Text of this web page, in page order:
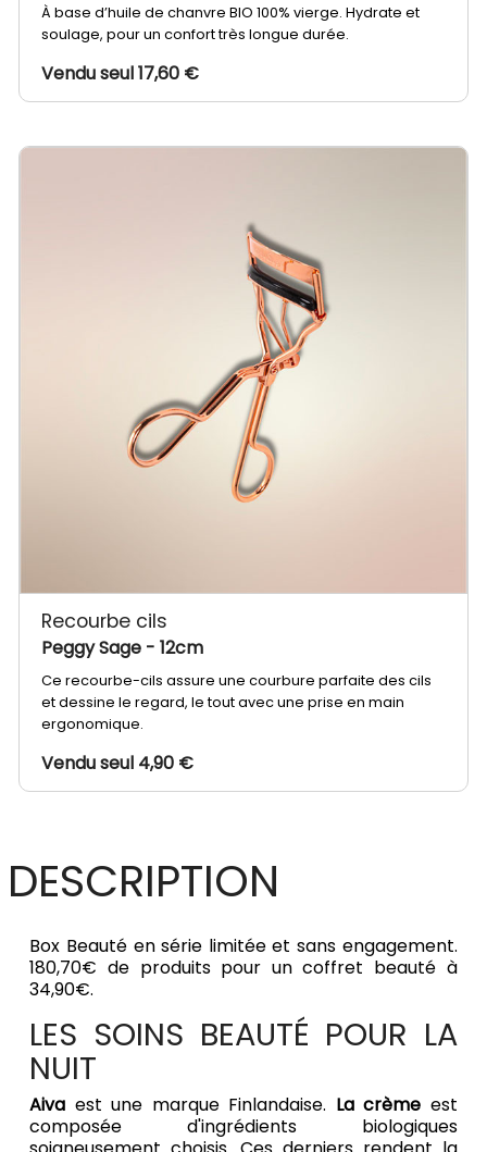
À base d’huile de chanvre BIO 100% vierge. Hydrate et
soulage, pour un confort très longue durée.
Vendu seul 17,60 €
Recourbe cils
Peggy Sage - 12cm
Ce recourbe-cils assure une courbure parfaite des cils
et dessine le regard, le tout avec une prise en main
ergonomique.
Vendu seul 4,90 €
DESCRIPTION
Box Beauté en série limitée et sans engagement.
180,70€ de produits pour un coffret beauté à
34,90€.
LES SOINS BEAUTÉ POUR LA
NUIT
Aiva est une marque Finlandaise. La crème est
composée d'ingrédients biologiques